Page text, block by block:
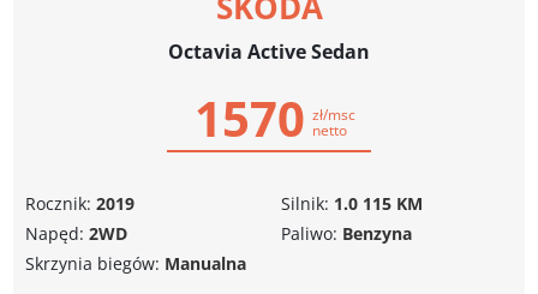
Octavia Active Sedan
1570 zł/msc
netto
Rocznik: 2019
Napęd: 2WD
Silnik: 1.0 115 KM
Paliwo: Benzyna
Skrzynia biegów: Manualna